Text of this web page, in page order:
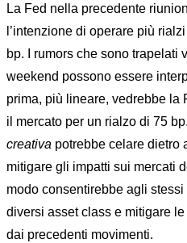
La Fed nella precedente
l’intenzione di operare più
bp. I rumors che sono trapelati
weekend possono essere
prima, più lineare, vedrebbe la
il mercato per un rialzo di 75
creativa potrebbe celare dietro
mitigare gli impatti sui mercati
modo consentirebbe agli
diversi asset class e mitigare
dai precedenti movimenti.